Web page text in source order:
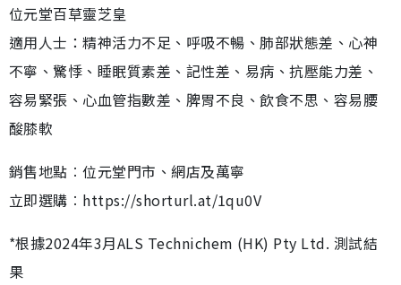
位元堂百草靈芝皇
適用人士：精神活力不足、呼吸不暢、肺部狀態差、心神
不寧、驚悸、睡眠質素差、記性差、易病、抗壓能力差、
容易緊張、心血管指數差、脾胃不良、飲食不思、容易腰
酸膝軟
銷售地點︰位元堂門市、網店及萬寧
立即選購︰https://shorturl.at/1qu0V
*根據2024年3月ALS Technichem (HK) Pty Ltd. 測試結
果